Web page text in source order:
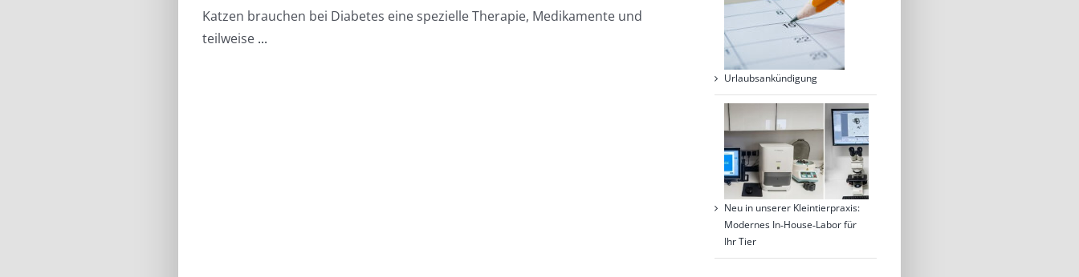
Katzen brauchen bei Diabetes eine spezielle Therapie, Medikamente und
teilweise ...
Urlaubsankündigung
Neu in unserer Kleintierpraxis:
Modernes In‑House‑Labor für
Ihr Tier